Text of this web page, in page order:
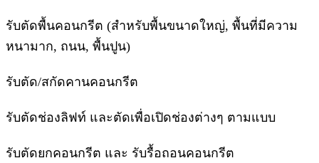
รับตัดพื้นคอนกรีต (สำหรับพื้นขนาดใหญ่, พื้นที่มีความ
หนามาก, ถนน, พื้นปูน)
รับตัด/สกัดคานคอนกรีต
รับตัดช่องลิฟท์ และตัดเพื่อเปิดช่องต่างๆ ตามแบบ
รับตัดยกคอนกรีต และ รับรื้อถอนคอนกรีต